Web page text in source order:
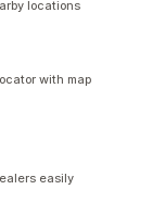
locations
with map
easily